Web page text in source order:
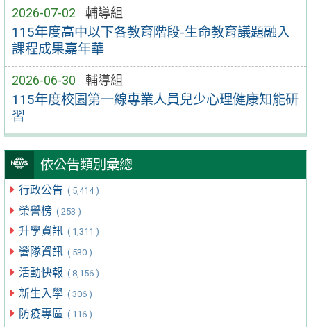
2026-07-02 輔導組
115年度高中以下各教育階段-生命教育議題融入
課程成果嘉年華
2026-06-30 輔導組
115年度校園第一線專業人員兒少心理健康知能研
習
依公告類別彙總
行政公告 ( 5,414 )
榮譽榜 ( 253 )
升學資訊 ( 1,311 )
營隊資訊 ( 530 )
活動快報 ( 8,156 )
新生入學 ( 306 )
防疫專區 ( 116 )